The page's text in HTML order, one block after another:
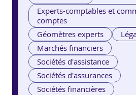
Experts-comptables et
comptes
Géomètres experts
Marchés financiers
Sociétés d'assistance
Sociétés d'assurances
Sociétés financières